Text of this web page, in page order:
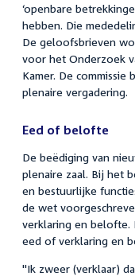
‘openbare
hebben. Die
De geloofsbrieven
voor het Onderzoek
Kamer. De
plenaire vergadering.
Eed of belofte
De beëdiging van
plenaire zaal. Bij het
en bestuurlijke
de wet
verklaring en belofte.
eed of verklaring en
"Ik zweer (verklaar)